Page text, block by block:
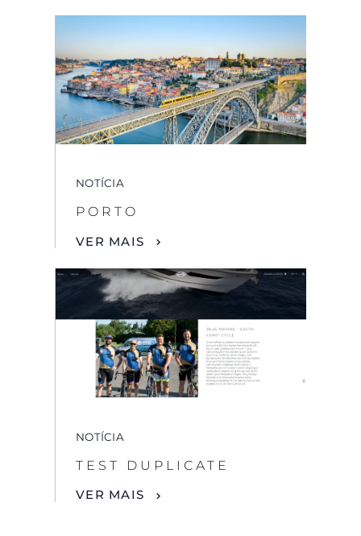
NOTÍCIA
PORTO
VER MAIS
NOTÍCIA
TEST DUPLICATE
VER MAIS